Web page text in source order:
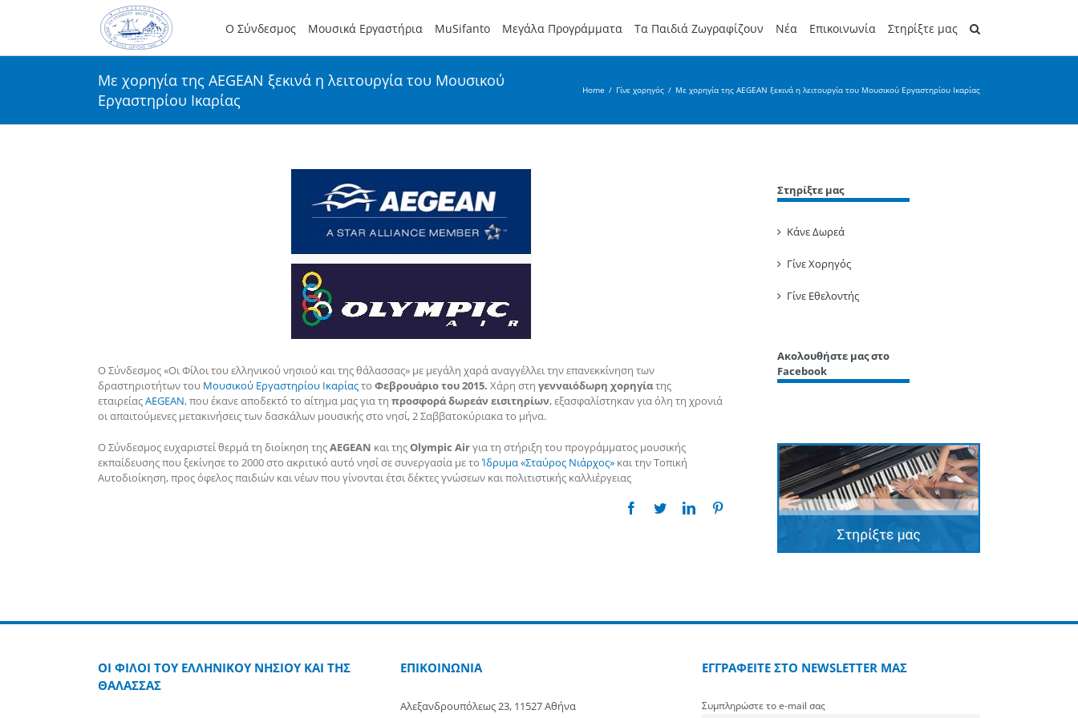
Ο Σύνδεσμος Μουσικά Εργαστήρια MuSifanto Μεγάλα Προγράμματα Τα Παιδιά Ζωγραφίζουν Νέα Επικοινωνία Στηρίξτε μας
Με χορηγία της AEGEAN ξεκινά η λειτουργία του Μουσικού
Εργαστηρίου Ικαρίας
Home / Γίνε χορηγός / Με χορηγία της AEGEAN ξεκινά η λειτουργία του Μουσικού Εργαστηρίου Ικαρίας
Ο Σύνδεσμος «Οι Φίλοι του ελληνικού νησιού και της θάλασσας» με μεγάλη χαρά αναγγέλλει την επανεκκίνηση των
δραστηριοτήτων του Μουσικού Εργαστηρίου Ικαρίαςτο Φεβρουάριο του 2015. Χάρη στη γενναιόδωρη χορηγίατης
εταιρείαςAEGEAN, που έκανε αποδεκτό το αίτημα μας για τη προσφορά δωρεάν εισιτηρίων, εξασφαλίστηκαν για όλη τη χρονιά
οι απαιτούμενες μετακινήσεις των δασκάλων μουσικής στο νησί, 2 Σαββατοκύριακα το μήνα.
Ο Σύνδεσμος ευχαριστεί θερμά τη διοίκηση τηςAEGEAN και τηςOlympic Airγια τη στήριξη του προγράμματος μουσικής
εκπαίδευσης που ξεκίνησε το 2000 στο ακριτικό αυτό νησί σε συνεργασία με το Ίδρυμα «Σταύρος Νιάρχος» και την Τοπική
Αυτοδιοίκηση, προς όφελος παιδιών και νέων που γίνονται έτσι δέκτες γνώσεων και πολιτιστικής καλλιέργειας
Facebook
TwitterLinkedin
Στηρίξτε μας
Κάνε Δωρεά
Γίνε Χορηγός
Γίνε Εθελοντής
Ακολουθήστε μας στο
Facebook
ΟΙ ΦΙΛΟΙ ΤΟΥ ΕΛΛΗΝΙΚΟΥ ΝΗΣΙΟΥ ΚΑΙ ΤΗΣ
ΘΑΛΑΣΣΑΣ
ΕΠΙΚΟΙΝΩΝΙΑ
Αλεξανδρουπόλεως 23, 11527 Αθήνα
ΕΓΓΡΑΦΕΙΤΕ ΣΤΟ NEWSLETTER ΜΑΣ
Συμπληρώστε το e-mail σας